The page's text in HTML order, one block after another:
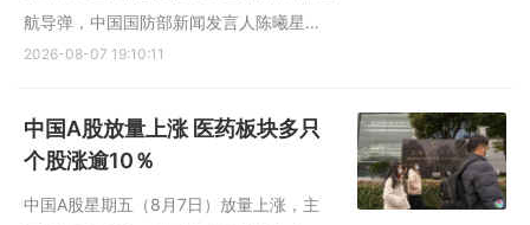
航导弹，中国国防部新闻发言人陈曦星期
五（8月7日）表示，东京加快发展进攻性
区国家高度警惕。陈曦强调，日本国内谋
求扩军备武、加速“再军事化”，才是日本安
2026-08-07 19:10:11
中国A股放量上涨 医药板块多只
个股涨逾10％
中国A股星期五（8月7日）放量上涨，主